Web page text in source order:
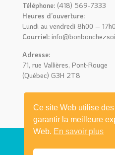
Téléphone:(418) 569-7333
Heures d’ouverture:
Lundi au vendredi 8h00 –
Courriel:
Adresse:
71, rue Vallières, Pont-Rouge
(Québec) G3H 2T8
Ce site Web utilise
garantir la meilleure
Web. En savoir plus